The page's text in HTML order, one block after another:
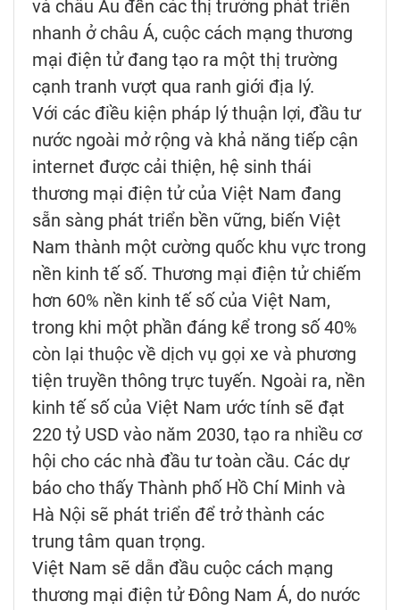
và châu Âu đến các thị trường phát triển
nhanh ở châu Á, cuộc cách mạng thương
mại điện tử đang tạo ra một thị trường
cạnh tranh vượt qua ranh giới địa lý.
Với các điều kiện pháp lý thuận lợi, đầu tư
nước ngoài mở rộng và khả năng tiếp cận
internet được cải thiện, hệ sinh thái
thương mại điện tử của Việt Nam đang
sẵn sàng phát triển bền vững, biến Việt
Nam thành một cường quốc khu vực trong
nền kinh tế số. Thương mại điện tử chiếm
hơn 60% nền kinh tế số của Việt Nam,
trong khi một phần đáng kể trong số 40%
còn lại thuộc về dịch vụ gọi xe và phương
tiện truyền thông trực tuyến. Ngoài ra, nền
kinh tế số của Việt Nam ước tính sẽ đạt
220 tỷ USD vào năm 2030, tạo ra nhiều cơ
hội cho các nhà đầu tư toàn cầu. Các dự
báo cho thấy Thành phố Hồ Chí Minh và
Hà Nội sẽ phát triển để trở thành các
trung tâm quan trọng.
Việt Nam sẽ dẫn đầu cuộc cách mạng
thương mại điện tử Đông Nam Á, do nước